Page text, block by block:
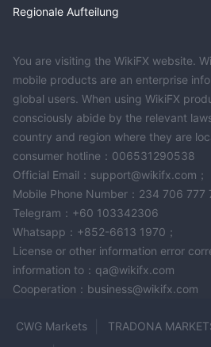
Regionale Aufteilung
You are visiting the WikiFX website.
mobile products are an enterprise
global users. When using WikiFX
consciously abide by the relevant
country and region where they are
consumer hotline：006531290538
Official Email：support@wikifx.com；
Mobile Phone Number：234 706
Telegram：+60 103342306
Whatsapp：+852-6613 1970；
License or other information error
information to：qa@wikifx.com
Cooperation：business@wikifx.com
CWG Markets TRADONA